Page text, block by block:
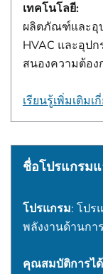
เทคโนโลยี:
ผลิตภัณฑ์และอุ
HVAC และอุป
สนองความต้อง
เรียนรู้เพิ่มเติม
ชื่อโปรแกรม
โปรแกรม: โปร
พลังงานด้านกา
คุณสมบัติการไ